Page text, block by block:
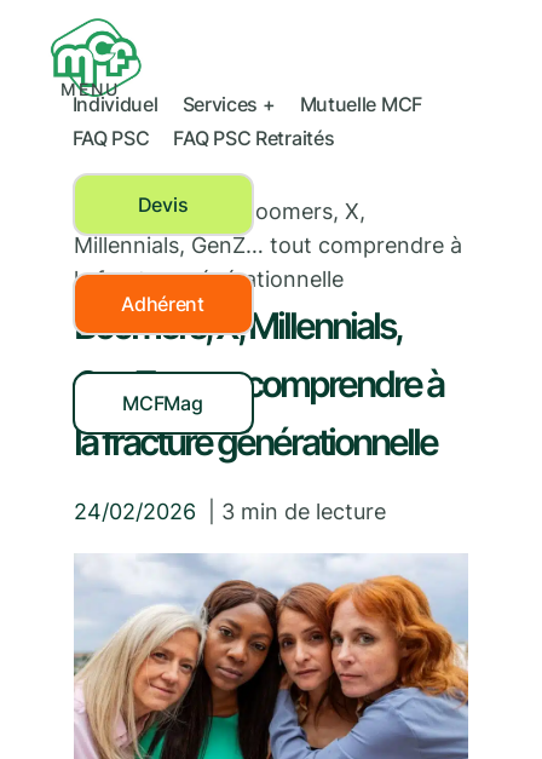
MENU
Individuel Services +
Mutuelle MCF
FAQ PSC
FAQ PSC Retraités
Devis
Adhérent
MCFMag
Santé mentale
Boomers, X,
Millennials, GenZ… tout comprendre à
la fracture générationnelle
Boomers, X, Millennials,
GenZ… tout comprendre à
la fracture générationnelle
24/02/2026 3 min de lecture